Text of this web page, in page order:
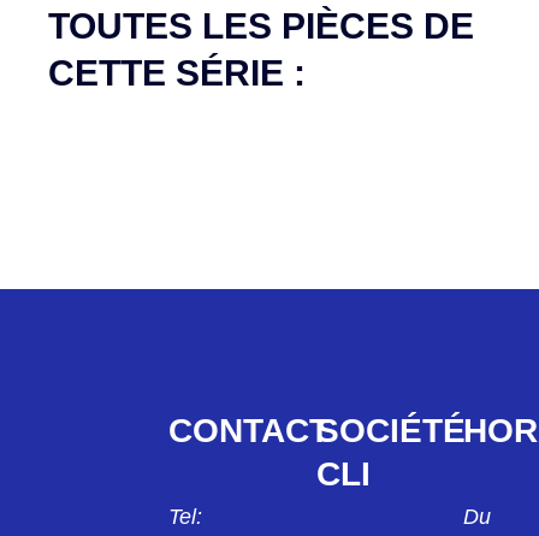
TOUTES LES PIÈCES DE
CETTE SÉRIE :
CONTACT
Tel:
SOCIÉTÉ
CLI
Du